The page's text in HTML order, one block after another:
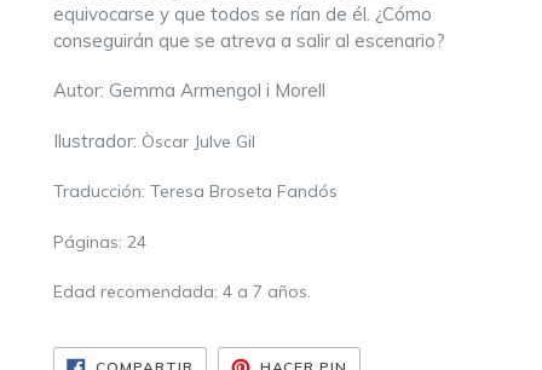
equivocarse y que todos se rían de él. ¿Cómo
conseguirán que se atreva a salir al escenario?
Autor: Gemma Armengol i Morell
Ilustrador: Òscar Julve Gil
Traducción: Teresa Broseta Fandós
Páginas: 24
Edad recomendada: 4 a 7 años.
COMPARTIR